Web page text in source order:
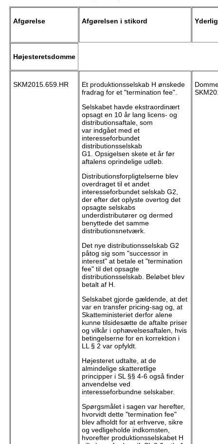
Afgørelse Afgørelsen i stikord
Højesteretsdomme
SKM2015.659.HR
Et produktionsselskab H ønskede
fradrag for et "termination fee".
Selskabet havde ekstraordinært
opsagt en 10 år lang licens- og
distributionsaftale, som
var indgået med et
interesseforbundet
distributionsselskab
G1. Opsigelsen skete et år før
aftalens oprindelige udløb.
Distributionsforpligtelserne blev
overdraget til et andet
interesseforbundet selskab G2,
der efter det oplyste overtog det
opsagte selskabs
underdistributører og dermed
benyttede det samme
distributionsnetværk.
Det nye distributionsselskab G2
påtog sig som "successor in
interest" at betale et "termination
fee" til det opsagte
distributionsselskab. Beløbet blev
betalt af H.
Selskabet gjorde gældende, at det
var en transfer pricing-sag og, at
Skatteministeriet derfor alene
kunne tilsidesætte de aftalte priser
og vilkår i ophævelsesaftalen, hvis
betingelserne for en korrektion i
LL § 2 var opfyldt.
Højesteret udtalte, at de
almindelige skatteretlige
principper i SL §§ 4-6 også finder
anvendelse ved
interesseforbundne selskaber.
Spørgsmålet i sagen var herefter,
hvorvidt dette "termination fee"
blev afholdt for at erhverve, sikre
og vedligeholde indkomsten,
hvorefter produktionsselskabet H